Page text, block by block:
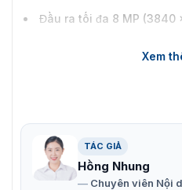
Đầu ra tối đa 8 MP (3840
sáng tối đa là 40 m.
Chế độ xoay, WDR, 3D
số, áp dụng cho nhiều
Xem
TÁC GIẢ
Hồng Nhung
Chuyên viên Nội